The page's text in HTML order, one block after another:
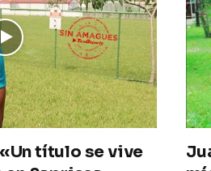
título se vive